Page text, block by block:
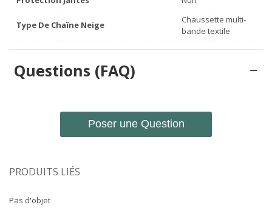
Type De Chaîne Neige
Chaussette multi-
bande textile
Questions (FAQ)
Poser une Question
PRODUITS LIÉS
Pas d'objet